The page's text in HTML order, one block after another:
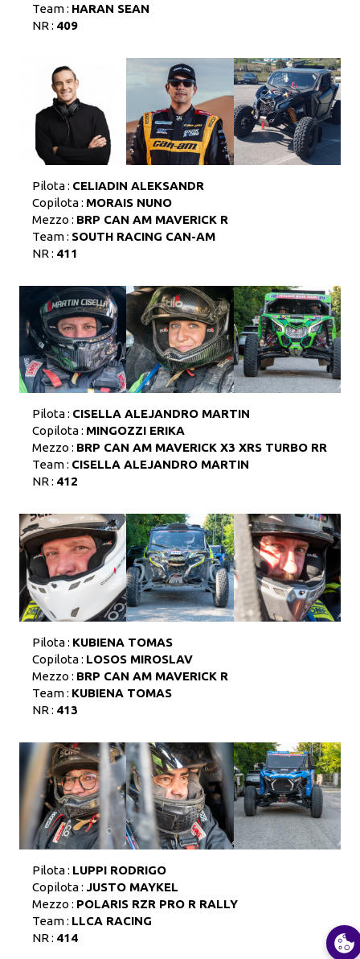
Team : HARAN SEAN
NR : 409
Pilota : CELIADIN ALEKSANDR
Copilota : MORAIS NUNO
Mezzo : BRP CAN AM MAVERICK R
Team : SOUTH RACING CAN-AM
NR : 411
Pilota : CISELLA ALEJANDRO MARTIN
Copilota : MINGOZZI ERIKA
Mezzo : BRP CAN AM MAVERICK X3 XRS TURBO RR
Team : CISELLA ALEJANDRO MARTIN
NR : 412
Pilota : KUBIENA TOMAS
Copilota : LOSOS MIROSLAV
Mezzo : BRP CAN AM MAVERICK R
Team : KUBIENA TOMAS
NR : 413
Pilota : LUPPI RODRIGO
Copilota : JUSTO MAYKEL
Mezzo : POLARIS RZR PRO R RALLY
Team : LLCA RACING
NR : 414